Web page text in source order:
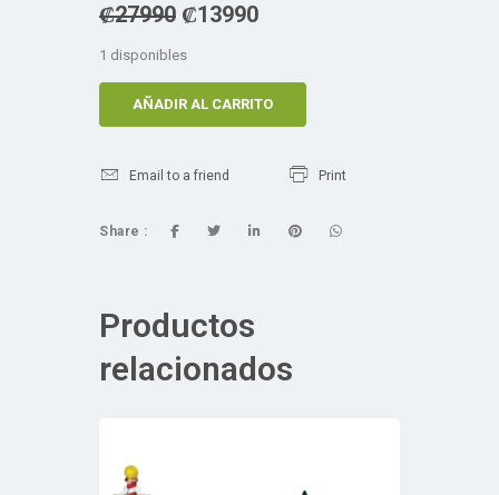
₡27990 ₡13990
1 disponibles
AÑADIR AL CARRITO
Email to a friend Print
Share :
Productos
relacionados